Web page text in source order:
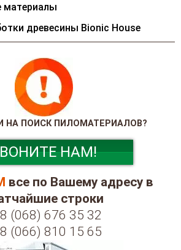
материалы
древесины Bionic House
НА ПОИСК ПИЛОМАТЕРИАЛОВ?
НАМ!
все по Вашему адресу в
строки
(068) 676 35 32
(066) 810 15 65